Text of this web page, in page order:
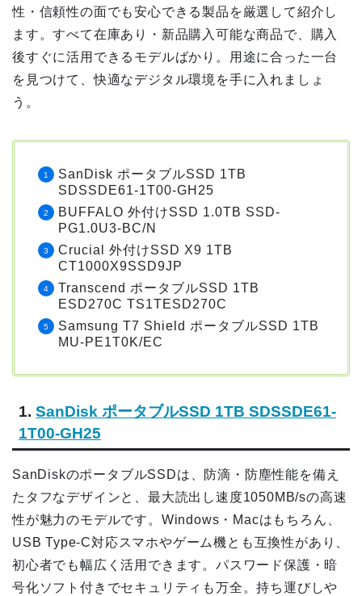
性・信頼性の面でも安心できる製品を厳選して紹介し
ます。すべて在庫あり・新品購入可能な商品で、購入
後すぐに活用できるモデルばかり。用途に合った一台
を見つけて、快適なデジタル環境を手に入れましょ
う。
SanDisk ポータブルSSD 1TB
SDSSDE61-1T00-GH25
BUFFALO 外付けSSD 1.0TB SSD-
PG1.0U3-BC/N
Crucial 外付けSSD X9 1TB
CT1000X9SSD9JP
Transcend ポータブルSSD 1TB
ESD270C TS1TESD270C
Samsung T7 Shield ポータブルSSD 1TB
MU-PE1T0K/EC
1. SanDisk ポータブルSSD 1TB SDSSDE61-
1T00-GH25
SanDiskのポータブルSSDは、防滴・防塵性能を備え
たタフなデザインと、最大読出し速度1050MB/sの高速
性が魅力のモデルです。Windows・Macはもちろん、
USB Type-C対応スマホやゲーム機とも互換性があり、
初心者でも幅広く活用できます。パスワード保護・暗
号化ソフト付きでセキュリティも万全。持ち運びしや